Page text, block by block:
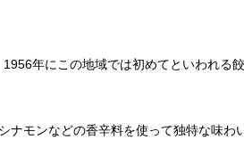
年にこの地域では初めてといわれる
モンなどの香辛料を使って独特な味わ